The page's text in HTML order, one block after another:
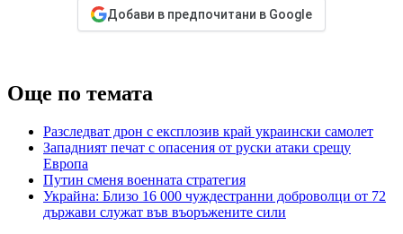
Добави в предпочитани в Google
Още по темата
Разследват дрон с експлозив край украински самолет
Западният печат с опасения от руски атаки срещу
Европа
Путин сменя военната стратегия
Украйна: Близо 16 000 чуждестранни доброволци от 72
държави служат във въоръжените сили